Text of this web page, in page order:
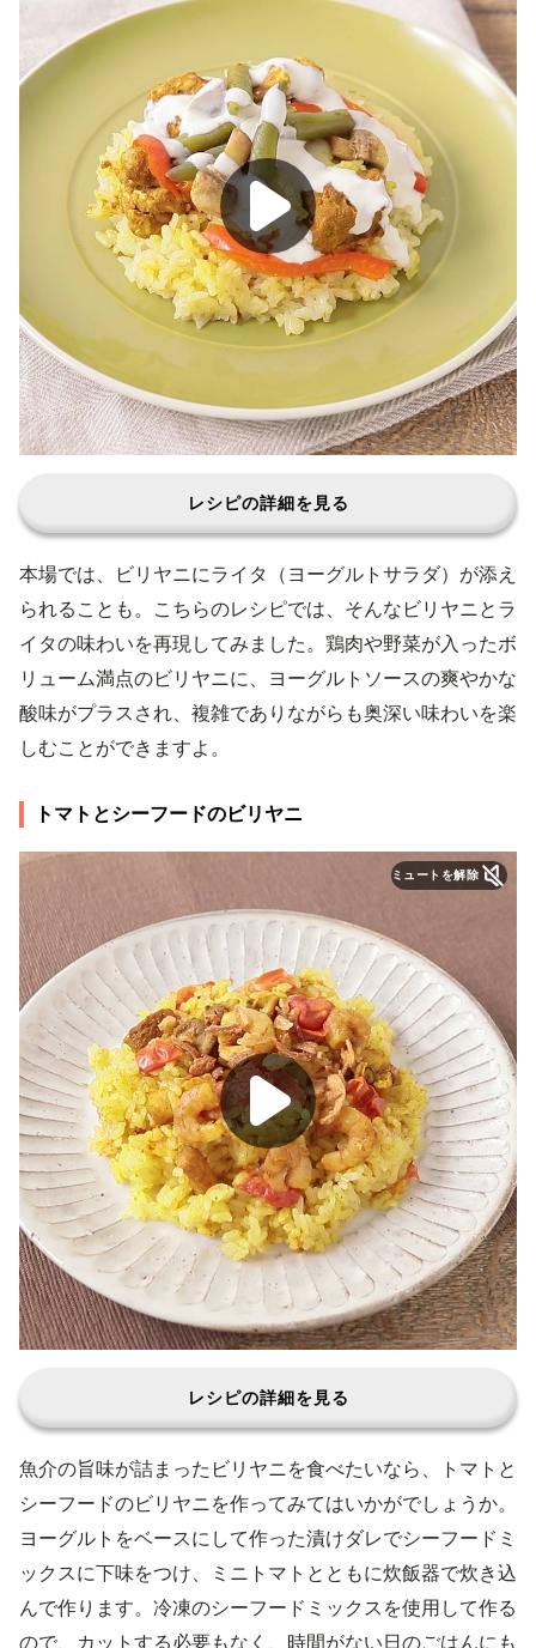
レシピの詳細を見る
本場では、ビリヤニにライタ（ヨーグルトサラダ）が添え
られることも。こちらのレシピでは、そんなビリヤニとラ
イタの味わいを再現してみました。鶏肉や野菜が入ったボ
リューム満点のビリヤニに、ヨーグルトソースの爽やかな
酸味がプラスされ、複雑でありながらも奥深い味わいを楽
しむことができますよ。
トマトとシーフードのビリヤニ
ミュートを解除
レシピの詳細を見る
魚介の旨味が詰まったビリヤニを食べたいなら、トマトと
シーフードのビリヤニを作ってみてはいかがでしょうか。
ヨーグルトをベースにして作った漬けダレでシーフードミ
ックスに下味をつけ、ミニトマトとともに炊飯器で炊き込
んで作ります。冷凍のシーフードミックスを使用して作る
ので、カットする必要もなく、時間がない日のごはんにも